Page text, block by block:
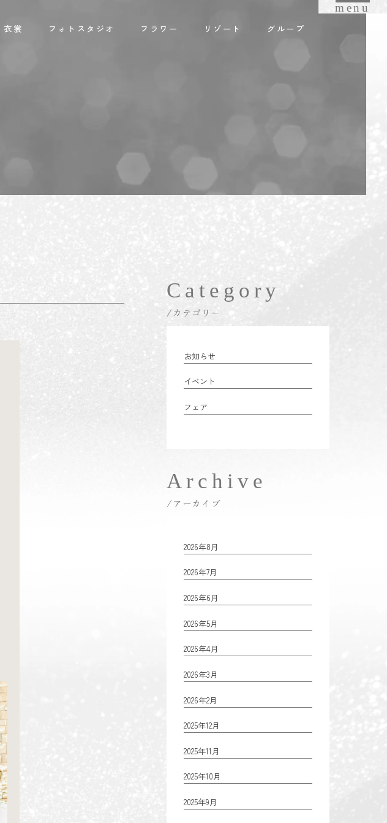
衣裳 フォトスタジオ フラワー リゾート グループ
menu
Category
/カテゴリー
お知らせ
イベント
フェア
Archive
/アーカイブ
2026年8月
2026年7月
2026年6月
2026年5月
2026年4月
2026年3月
2026年2月
2025年12月
2025年11月
2025年10月
2025年9月